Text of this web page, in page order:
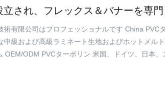
され、フレックス＆バナーを専門
術有限公司はプロフェッショナルです China PVC
中級および高級ラミネート生地およびホットメル
OEM/ODM PVCターポリン 米国、ドイツ、日本